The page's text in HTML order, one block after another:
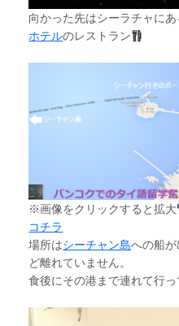
向かった先はシーラチャにあ
ホテルのレストラン
※画像をクリックすると拡大
コチラ
場所はシーチャン島への船
ど離れていません。
食後にその港まで連れて行っ